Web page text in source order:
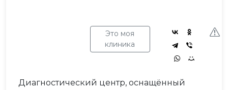
Это моя
клиника
Диагностический центр, оснащённый